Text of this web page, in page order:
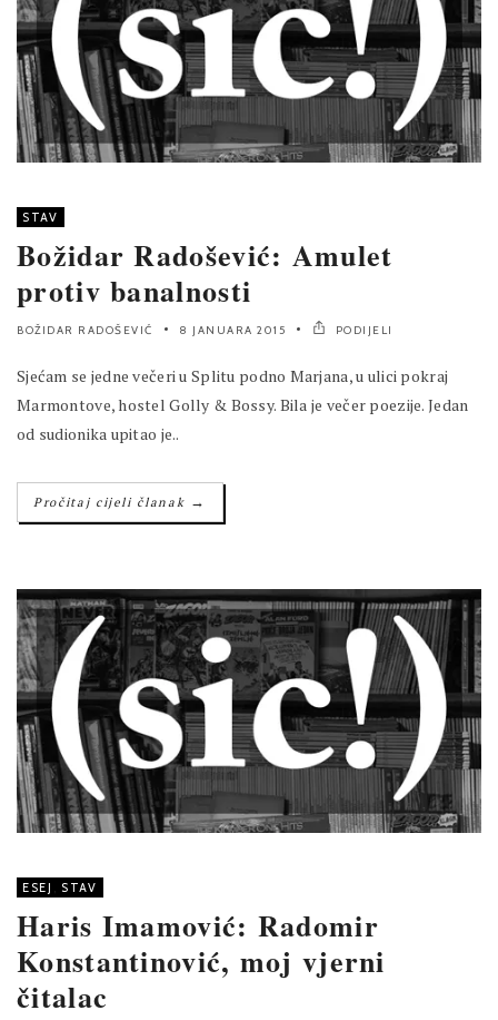
STAV
Božidar Radošević: Amulet
protiv banalnosti
BOŽIDAR RADOŠEVIĆ 8 JANUARA 2015 PODIJELI
Sjećam se jedne večeri u Splitu podno Marjana, u ulici pokraj
Marmontove, hostel Golly & Bossy. Bila je večer poezije. Jedan
od sudionika upitao je..
Pročitaj cijeli članak →
ESEJ , STAV
Haris Imamović: Radomir
Konstantinović, moj vjerni
čitalac